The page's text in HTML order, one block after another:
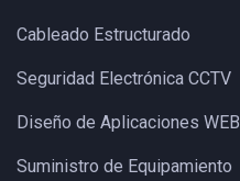
Cableado Estructurado
Seguridad Electrónica CCTV
Diseño de Aplicaciones WEB
Suministro de Equipamiento